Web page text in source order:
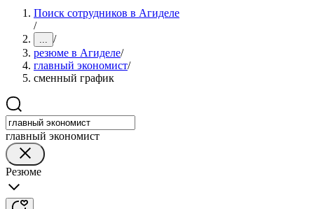
Поиск сотрудников в Агиделе
/
... /
резюме в Агиделе/
главный экономист/
сменный график
главный экономист
Резюме